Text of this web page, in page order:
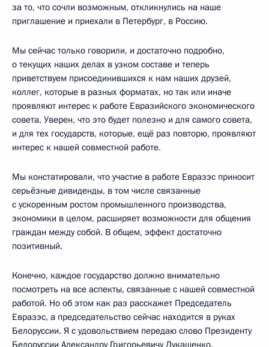
за то, что сочли возможным, откликнулись на наше
приглашение и приехали в Петербург, в Россию.
Мы сейчас только говорили, и достаточно подробно,
о текущих наших делах в узком составе и теперь
приветствуем присоединившихся к нам наших друзей,
коллег, которые в разных форматах, но так или иначе
проявляют интерес к работе Евразийского экономического
совета. Уверен, что это будет полезно и для самого совета,
и для тех государств, которые, ещё раз повторю, проявляют
интерес к нашей совместной работе.
Мы констатировали, что участие в работе Евразэс приносит
серьёзные дивиденды, в том числе связанные
с ускоренным ростом промышленного производства,
экономики в целом, расширяет возможности для общения
граждан между собой. В общем, эффект достаточно
позитивный.
Конечно, каждое государство должно внимательно
посмотреть на все аспекты, связанные с нашей совместной
работой. Но об этом как раз расскажет Председатель
Евразэс, а председательство сейчас находится в руках
Белоруссии. Я с удовольствием передаю слово Президенту
Белоруссии Александру Григорьевичу Лукашенко.